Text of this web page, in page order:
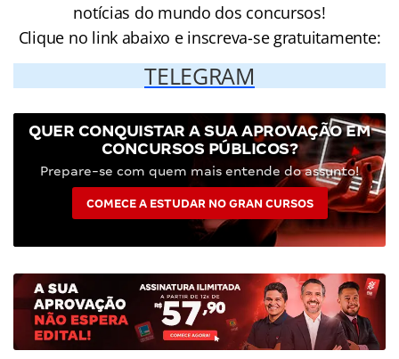
notícias do mundo dos concursos!
Clique no link abaixo e inscreva-se gratuitamente:
TELEGRAM
QUER CONQUISTAR A SUA APROVAÇÃO EM
CONCURSOS PÚBLICOS?
Prepare-se com quem mais entende do assunto!
COMECE A ESTUDAR NO GRAN CURSOS